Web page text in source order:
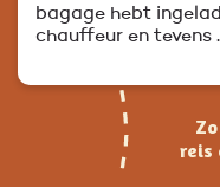
bagage hebt
chauffeur en tevens
reis